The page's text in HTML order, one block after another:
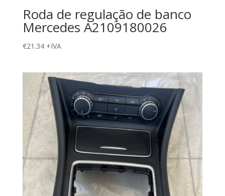
Roda de regulação de banco
Mercedes A2109180026
€21.34 +IVA